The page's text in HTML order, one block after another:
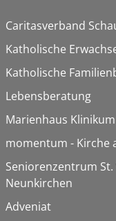
Caritasverband
Katholische
Katholische
Lebensberatung
Marienhaus
momentum - Kirche
Seniorenzentrum St.
Neunkirchen
Adveniat